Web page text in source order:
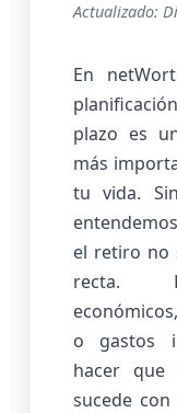
Actualizado:
En
plazo es
más
tu vida.
el retiro no
recta.
o gastos
hacer que
sucede